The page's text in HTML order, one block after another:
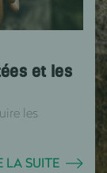
et les
les
LA SUITE